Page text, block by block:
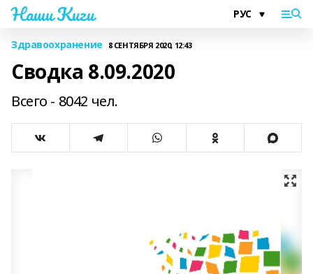
Наши Киги
Здравоохранение 8 СЕНТЯБРЯ 2020, 12:43
Сводка 8.09.2020
Всего - 8042 чел.